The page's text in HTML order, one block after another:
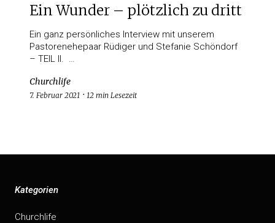
Ein Wunder – plötzlich zu dritt
Ein ganz persönliches Interview mit unserem
Pastorenehepaar Rüdiger und Stefanie Schöndorf
– TEIL II. …
Churchlife
7. Februar 2021 12 min Lesezeit
Kategorien
Churchlife